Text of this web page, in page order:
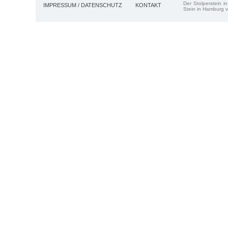
IMPRESSUM / DATENSCHUTZ KONTAKT
Der Stolperstein
Stein in Hamburg